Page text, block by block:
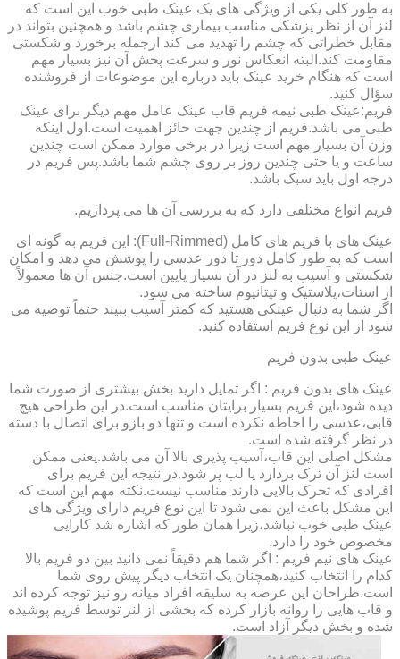
به طور کلی یکی از ویژگی های یک عینک طبی خوب این است که
لنز آن از نظر پزشکی مناسب بیماری چشم باشد و همچنین بتواند در
مقابل خطراتی که چشم را تهدید می کند ازجمله برخورد و شکستی
مقاومت کند.البته انعکاس نور و سرعت پخش آن نیز بسیار مهم
است که هنگام خرید عینک باید درباره این موضوعات از فروشنده
سؤال کنید.
فریم:عینک طبی نیمه فریم قاب عینک عامل مهم دیگر برای عینک
طبی می باشد.فریم از چندین جهت حائز اهمیت است.اول اینکه
وزن آن بسیار مهم است زیرا در برخی موارد ممکن است چندین
ساعت و یا حتی چندین روز بر روی چشم شما باشد.پس فریم در
درجه اول باید سبک باشد.
فریم انواع مختلفی دارد که به بررسی آن ها می پردازیم.
عینک های با فریم های کامل (Full-Rimmed): این فریم به گونه ای
است که به طور کامل دور تا دور عدسی را پوشش می دهد و امکان
شکستی و آسیب به لنز در آن بسیار پایین است.جنس آن ها معمولاً
از استات،پلاستیک و تیتانیوم ساخته می شود.
اگر شما به دنبال عینکی هستید که کمتر آسیب ببیند حتماً توصیه می
شود از این نوع فریم استفاده کنید.
عینک طبی بدون فریم
عینک های بدون فریم : اگر تمایل دارید بخش بیشتری از صورت شما
دیده شود،این فریم بسیار برایتان مناسب است.در این طراحی هیچ
قابی،عدسی را احاطه نکرده است و تنها دو بازو برای اتصال با دسته
در نظر گرفته شده است.
مشکل اصلی این قاب،آسیب پذیری بالا آن می باشد.یعنی ممکن
است لنز آن ترک بردارد یا لب پر شود.در نتیجه این فریم برای
افرادی که تحرک بالایی دارند مناسب نیست.نکته مهم این است که
این مشکل باعث این نمی شود تا این نوع فریم دارای ویژگی های
عینک طبی خوب نباشد،زیرا همان طور که اشاره شد کارایی
مخصوص خود را دارد.
عینک های نیم فریم : اگر شما هم دقیقاً نمی دانید بین دو فریم بالا
کدام را انتخاب کنید،همچنان یک انتخاب دیگر پیش روی شما
است.طراحان این عرصه به سلیقه افراد میانه رو نیز توجه کرده اند
و قاب هایی را روانه بازار کرده که بخشی از لنز توسط فریم پوشیده
شده و بخش دیگر آزاد است.